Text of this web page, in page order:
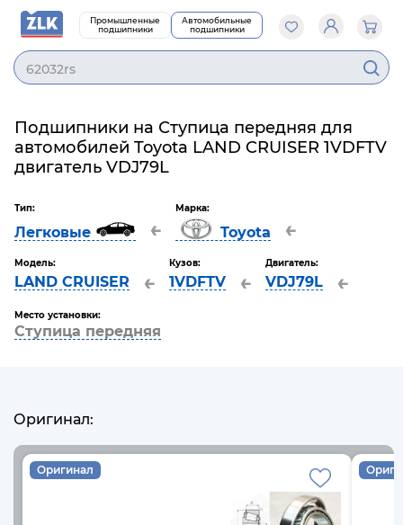
Промышленные
подшипники
Автомобильные
подшипники
62032rs
Подшипники на Ступица передняя для
автомобилей Toyota LAND CRUISER 1VDFTV
двигатель VDJ79L
Тип:
Легковые ←
Марка:
Toyota ←
Модель:
LAND CRUISER ←
Кузов:
1VDFTV ←
Двигатель:
VDJ79L ←
Место установки:
Ступица передняя
Оригинал:
Оригинал